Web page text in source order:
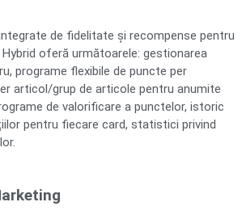
de fidelitate și recompense pentru
Hybrid oferă următoarele: gestionarea
programe flexibile de puncte per
articol/grup de articole pentru anumite
de valorificare a punctelor, istoric
pentru fiecare card, statistici privind